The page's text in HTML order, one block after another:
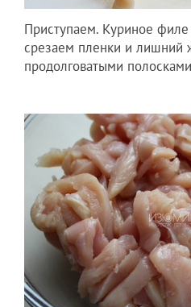
Приступаем. Куриное
срезаем пленки и лишний
продолговатыми